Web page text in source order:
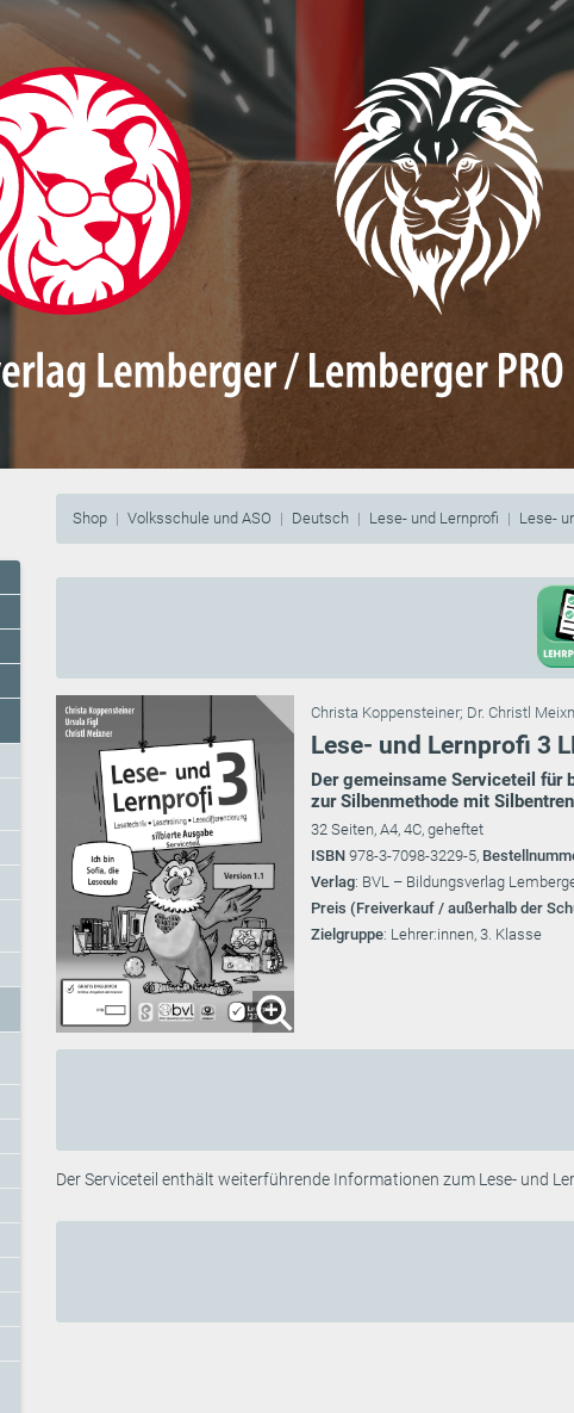
Shop Volksschule und ASO Deutsch Lese- und Lernprofi Lese-
Christa Koppensteiner; Dr. Christl
Lese- und Lernprofi 3
Der gemeinsame Serviceteil für
zur Silbenmethode mit
32 Seiten, A4, 4C, geheftet
ISBN 978-3-7098-3229-5,
Verlag: BVL – Bildungsverlag
Preis (Freiverkauf / außerhalb der
Zielgruppe: Lehrer:innen, 3. Klasse
Der Serviceteil enthält weiterführende Informationen zum Lese- und